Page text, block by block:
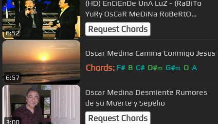
6:52
(HD) EnCiEnDe UnA LuZ - (RaBiTo
YuRy OsCaR MeDiNa RoBeRtO
OrEllAnA LuIs EnRiQuE
EsPiNoZa)_(HD) 2.mp4
Request Chords
6:57
Oscar Medina Camina Conmigo Jesus
Chords: F# B C# D#m G#m D A
3:00
Oscar Medina Desmiente Rumores
de su Muerte y Sepelio
Request Chords